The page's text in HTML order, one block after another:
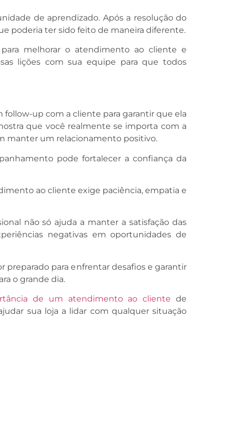
de aprendizado. Após a resolução do
poderia ter sido feito de maneira diferente.
melhorar o atendimento ao cliente e
lições com sua equipe para que todos
follow-up com a cliente para garantir que ela
que você realmente se importa com a
manter um relacionamento positivo.
pode fortalecer a confiança da
ao cliente exige paciência, empatia e
não só ajuda a manter a satisfação das
negativas em oportunidades de
preparado para enfrentar desafios e garantir
o grande dia.
de um atendimento ao cliente de
sua loja a lidar com qualquer situação